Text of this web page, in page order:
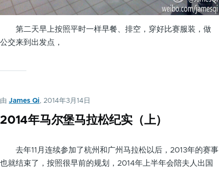
第二天早上按照平时一样早餐、排空，穿好比赛服装，做
公交来到出发点，
由 James Qi, 2014年3月14日
2014年马尔堡马拉松纪实（上）
去年11月连续参加了杭州和广州马拉松以后，2013年的赛事
也就结束了，按照很早前的规划，2014年上半年会陪夫人出国